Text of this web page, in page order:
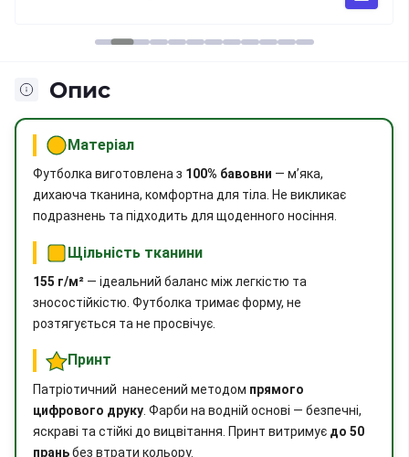
Опис
Матеріал
Футболка виготовлена з 100% бавовни — м’яка,
дихаюча тканина, комфортна для тіла. Не викликає
подразнень та підходить для щоденного носіння.
Щільність тканини
155 г/м² — ідеальний баланс між легкістю та
зносостійкістю. Футболка тримає форму, не
розтягується та не просвічує.
Принт
Патріотичний нанесений методом прямого
цифрового друку . Фарби на водній основі — безпечні,
яскраві та стійкі до вицвітання. Принт витримує до 50
праньбез втрати кольору.